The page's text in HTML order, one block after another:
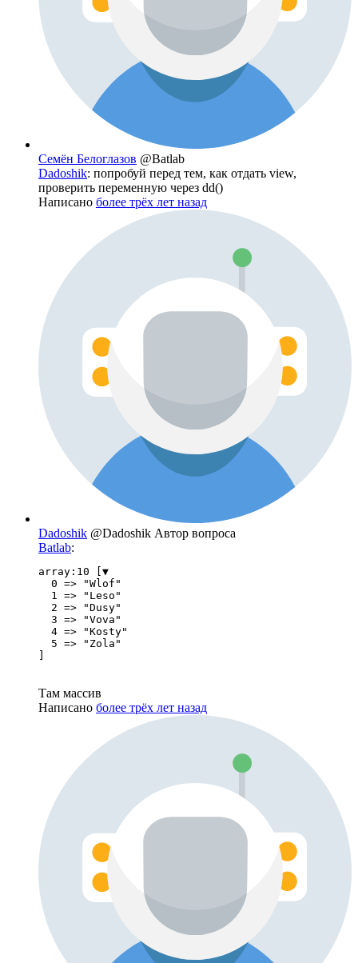
Семён Белоглазов @Batlab
Dadoshik: попробуй перед тем, как отдать view,
проверить переменную через dd()
Написано более трёх лет назад
Dadoshik @Dadoshik Автор вопроса
Batlab:
array:10 [▼
  0 => "Wlof"
  1 => "Leso"
  2 => "Dusy"
  3 => "Vova"
  4 => "Kosty"
  5 => "Zola"
Там массив
Написано более трёх лет назад